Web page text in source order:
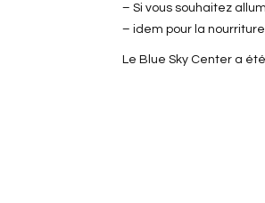
– Si vous souhaitez
– idem pour la
Le Blue Sky Center a